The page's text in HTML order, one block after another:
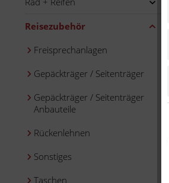
Reisezubehör
Freisprechanlagen
Gepäckträger / Seitenträger
Gepäckträger / Seitenträger
Anbauteile
Rückenlehnen
Sonstiges
Taschen